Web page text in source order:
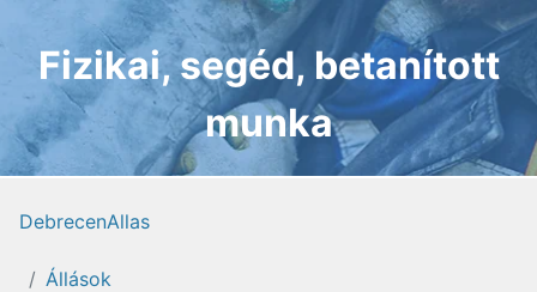
Fizikai, segéd, betanított
munka
DebrecenAllas
Állások